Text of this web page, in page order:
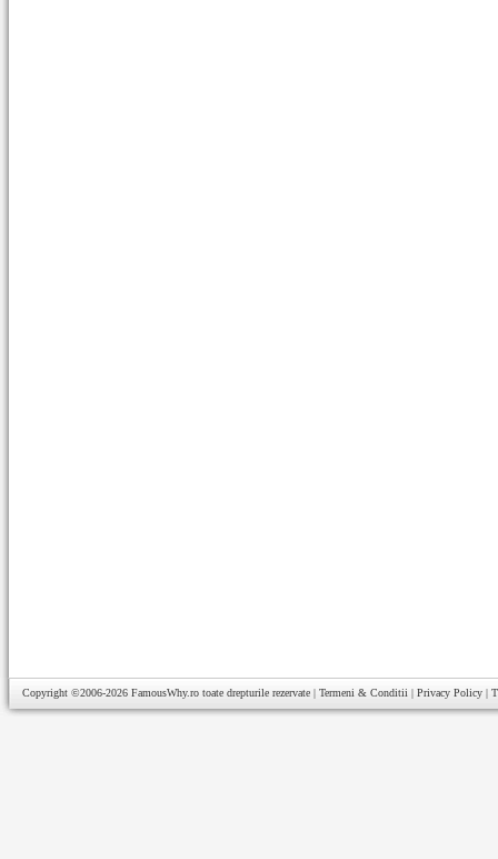
Copyright ©2006-2026 FamousWhy.ro toate drepturile rezervate | Termeni & Conditii | Privacy Policy |